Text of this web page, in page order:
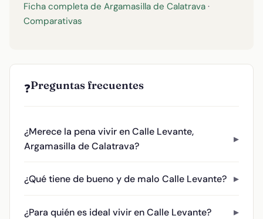
Ficha completa de Argamasilla de Calatrava ·
Comparativas
❓Preguntas frecuentes
¿Merece la pena vivir en Calle Levante,
Argamasilla de Calatrava?
¿Qué tiene de bueno y de malo Calle Levante?
¿Para quién es ideal vivir en Calle Levante?